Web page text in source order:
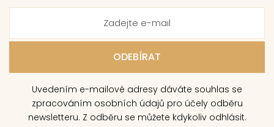
Uvedením e-mailové adresy dáváte souhlas se
zpracováním osobních údajů pro účely odběru
newsletteru. Z odběru se můžete kdykoliv odhlásit.